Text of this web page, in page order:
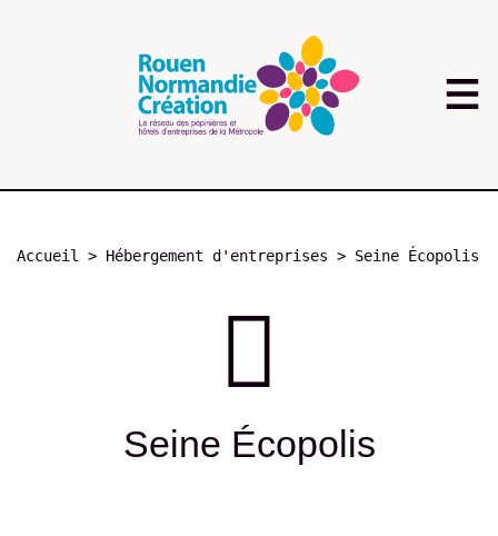
Fil
Accueil Hébergement d'entreprises Seine Écopolis
Seine Écopolis